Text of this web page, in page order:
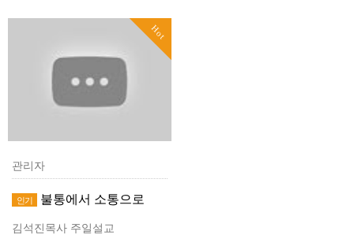
Hot
관리자
인기 불통에서 소통으로
김석진목사 주일설교